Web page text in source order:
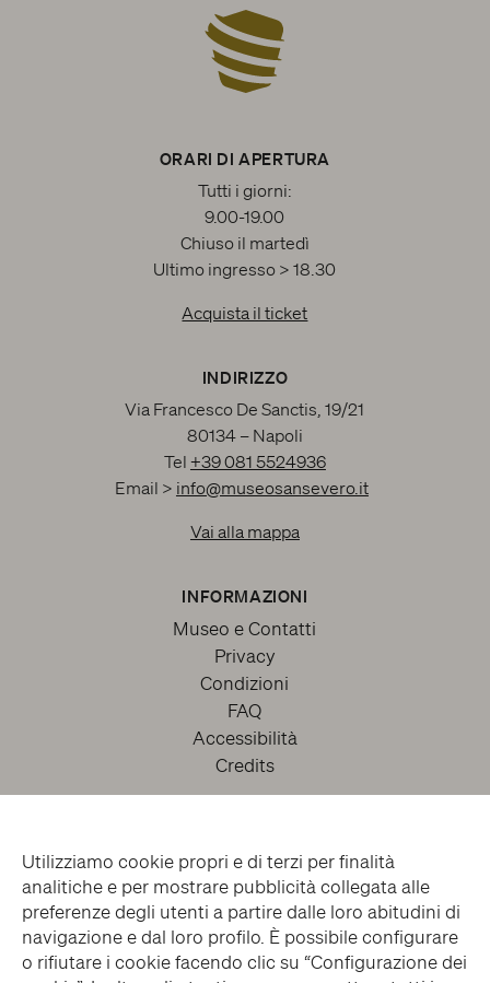
Utilizziamo cookie propri e di terzi per finalità
analitiche e per mostrare pubblicità collegata alle
preferenze degli utenti a partire dalle loro abitudini di
navigazione e dal loro profilo. È possibile configurare
o rifiutare i cookie facendo clic su “Configurazione dei
ORARI DI APERTURA
Tutti i giorni:
9.00-19.00
Chiuso il martedì
Ultimo ingresso > 18.30
Acquista il ticket
INDIRIZZO
Via Francesco De Sanctis, 19/21
80134 – Napoli
Tel +39 081 5524936
Email > info@museosansevero.it
Vai alla mappa
INFORMAZIONI
Museo e Contatti
Privacy
Condizioni
FAQ
Accessibilità
Credits
facebooktwitteryoutubeinstagram